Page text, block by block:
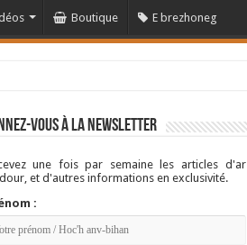
Boutique E brezhoneg
vous à la newsletter
une fois par semaine les articles d'ar
et d'autres informations en exclusivité.
: